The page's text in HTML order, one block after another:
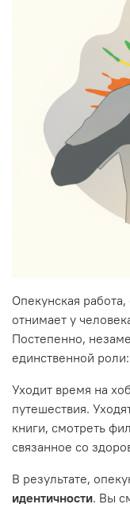
Опекунская
отнимает у
Постепенно,
единственной
Уходит время на
путешествия.
книги, смотреть
связанное со
В результате,
идентичности. Вы